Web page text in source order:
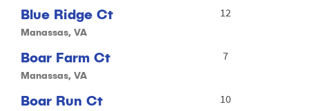
Blue Ridge Ct
Manassas, VA
12
Boar Farm Ct
Manassas, VA
7
Boar Run Ct 10